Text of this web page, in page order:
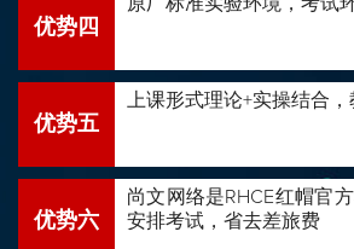
优势四
优势五
上课形式理论+实操结合
优势六
尚文网络是RHCE红帽官
安排考试，省去差旅费